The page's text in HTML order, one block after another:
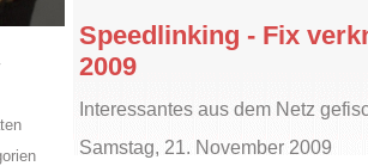
Speedlinking - Fix
2009
Interessantes aus dem Netz
Samstag, 21. November 2009